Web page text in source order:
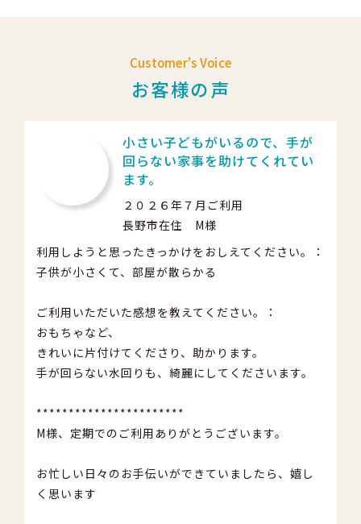
Customer's Voice
お客様の声
小さい子どもがいるので、手が
回らない家事を助けてくれてい
ます。
２０２６年７月ご利用
長野市在住 M様
利用しようと思ったきっかけをおしえてください。：
子供が小さくて、部屋が散らかる
ご利用いただいた感想を教えてください。：
おもちゃなど、
きれいに片付けてくださり、助かります。
手が回らない水回りも、綺麗にしてくださいます。
***********************
M様、定期でのご利用ありがとうございます。
お忙しい日々のお手伝いができていましたら、嬉し
く思います